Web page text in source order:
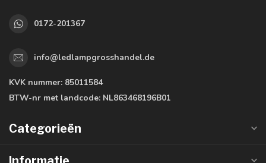
0172-201367
info@ledlampgrosshandel.de
KVK nummer: 85011584
BTW-nr met landcode: NL863468196B01
Categorieën